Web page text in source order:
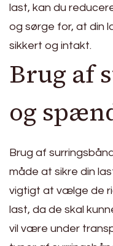
last, kan du
og sørge for, at din
sikkert og intakt.
Brug af
og
Brug af
måde at sikre din
vigtigt at vælge de
last, da de skal
vil være under